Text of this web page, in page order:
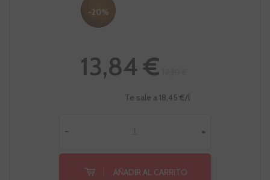
-20%
13,84 €
Te sale a 18,45 €/l
- +
AÑADIR AL CARRITO